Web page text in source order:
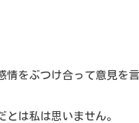
情をぶつけ合って意見を
とは私は思いません。